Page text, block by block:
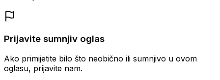
Prijavite sumnjiv oglas
Ako primijetite bilo što neobično ili sumnjivo u ovom
oglasu, prijavite nam.